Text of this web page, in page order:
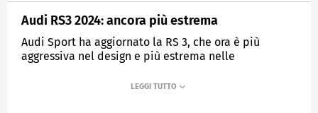
Audi RS3 2024: ancora più estrema
Audi Sport ha aggiornato la RS 3, che ora è più
aggressiva nel design e più estrema nelle